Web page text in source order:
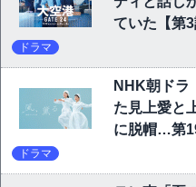
ていた【第3
ドラマ
NHK朝ドラ
た見上愛と
に脱帽…第
ドラマ